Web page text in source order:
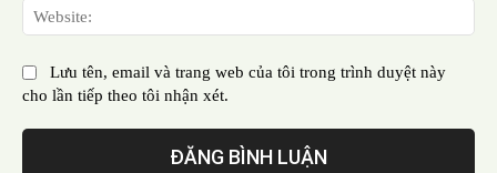
Lưu tên, email và trang web của tôi trong trình duyệt này
cho lần tiếp theo tôi nhận xét.